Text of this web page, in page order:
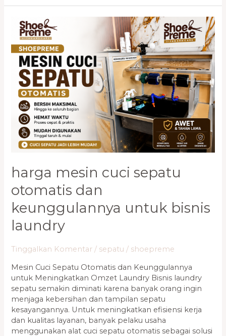
harga mesin cuci sepatu
otomatis dan
keunggulannya untuk bisnis
laundry
Tinggalkan Komentar / sepatu / shoepreme
Mesin Cuci Sepatu Otomatis dan Keunggulannya
untuk Meningkatkan Omzet Laundry Bisnis laundry
sepatu semakin diminati karena banyak orang ingin
menjaga kebersihan dan tampilan sepatu
kesayangannya. Untuk meningkatkan efisiensi kerja
dan kualitas layanan, banyak pelaku usaha
menggunakan alat cuci sepatu otomatis sebagai solusi
Harga
Mesin
Cuci
Sepatu
Otomatis
dan
Keunggulannya
untuk
Bisnis
Laundry